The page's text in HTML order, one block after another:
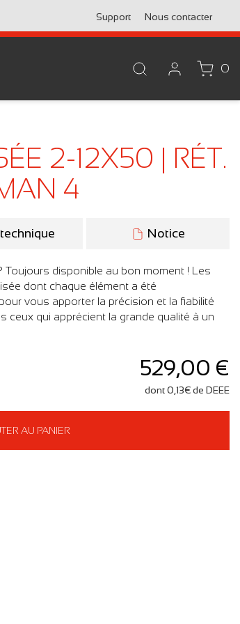
Support Nous contacter
0
2-12X50 | RÉT.
4
Notice
Toujours disponible au bon moment ! Les
dont chaque élément a été
vous apporter la précision et la fiabilité
qui apprécient la grande qualité à un
529,00 €
dont 0,13€ de DEEE
AU PANIER